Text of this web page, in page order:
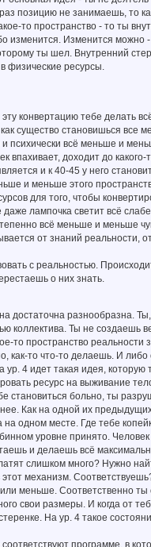
позицию не занимаешь, то
то пространство - то ты
изменится. Изменится
ты шел. Внутренний
физические ресурсы.
конвертацию тебе делать
существо становишься все
психически всё меньше и
доходит до какого-
и к 40-45 у него
и меньше этого
для того, чтобы
лампочка светит всё
всё меньше и меньше
от знаний реальности,
с реальностью.
о них знать.
достаточна разнообразна.
коллектива. Ты не создаешь
то пространство
как-то что-то делаешь. И
4 идет такая идея, которую
ресурс на выживание
становиться больно, ты
Как на одной их
одном месте. Где тебе
уровне принято.
и делаешь всё
слишком много? Нужно
механизм.
меньше. Соответственно ты
свои размеры. И когда от
На ур. 4 такое
программе, в